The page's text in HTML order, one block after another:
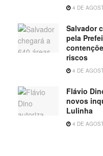
4 DE
Salvador
pela
riscos
4 DE
Flávio
novos
Lulinha
4 DE